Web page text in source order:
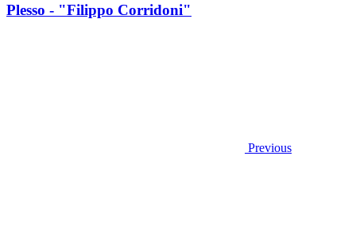
Plesso - "Filippo Corridoni"
Previous